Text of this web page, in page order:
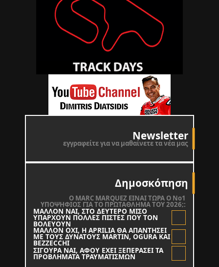
Newsletter
εγγραφείτε για να μαθαίνετε τα νέα μας
Δημοσκόπηση
O MARC MARQUEZ ΕΙΝΑΙ ΤΩΡΑ Ο Νο1
ΥΠΟΨΗΦΙΟΣ ΓΙΑ ΤΟ ΠΡΩΤΑΘΛΗΜΑ ΤΟΥ 2026;:
ΜΑΛΛΟΝ ΝΑΙ, ΣΤΟ ΔΕΥΤΕΡΟ ΜΙΣΟ
ΥΠΑΡΧΟΥΝ ΠΟΛΛΕΣ ΠΙΣΤΕΣ ΠΟΥ ΤΟΝ
ΒΟΛΕΥΟΥΝ
ΜΑΛΛΟΝ ΟΧΙ, Η APRILIA ΘΑ ΑΠΑΝΤΗΣΕΙ
ΜΕ ΤΟΥΣ ΔΥΝΑΤΟΥΣ MARTIN, OGURA KAI
BEZZECCHI
ΣΙΓΟΥΡΑ ΝΑΙ, ΑΦΟΥ ΕΧΕΙ ΞΕΠΕΡΑΣΕΙ ΤΑ
ΠΡΟΒΛΗΜΑΤΑ ΤΡΑΥΜΑΤΙΣΜΩΝ